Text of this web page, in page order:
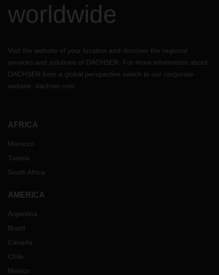
worldwide
Visit the website of your location and discover the regional
services and solutions of DACHSER. For more information about
DACHSER from a global perspective switch to our corporate
website: dachser.com
AFRICA
Morocco
Tunisia
South Africa
AMERICA
Argentina
Brazil
Canada
Chile
Mexico